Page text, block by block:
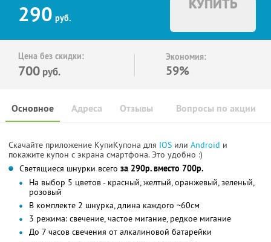
290 руб.
КУПИТЬ
Цена без скидки:
700 руб.
Экономия:
59%
Основное Отзывы Вопросы по акции
Адреса
Скачайте приложение КупиКупона для IOS или Android и
покажите купон с экрана смартфона. Это удобно :)
Светящиеся шнурки всего за 290р. вместо 700р.
На выбор 5 цветов - красный, желтый, оранжевый, зеленый,
розовый
В комплекте 2 шнурка, длина каждого ~60см
3 режима: свечение, частое мигание, редкое мигание
До 7 часов свечения от алкалиновой батарейки